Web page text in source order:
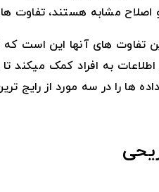
اصلاح مشابه هستند، تفاوت
اطلاعات به افراد کمک میکند
ها را در سه مورد از رایج